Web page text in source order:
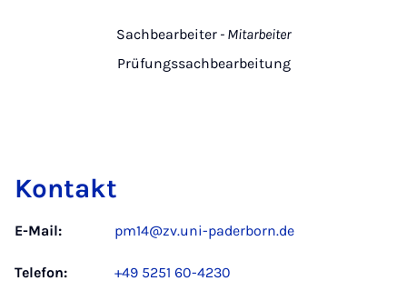
Sachbearbeiter - Mitarbeiter
Prüfungssachbearbeitung
Kontakt
E-Mail: pm14@zv.uni-paderborn.de
Telefon: +49 5251 60-4230